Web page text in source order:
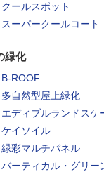
クールスポット
スーパークールコート
緑化
B-ROOF
多自然型屋上緑化
エディブルランドスケ
ケイソイル
緑彩マルチパネル
バーティカル・グリー